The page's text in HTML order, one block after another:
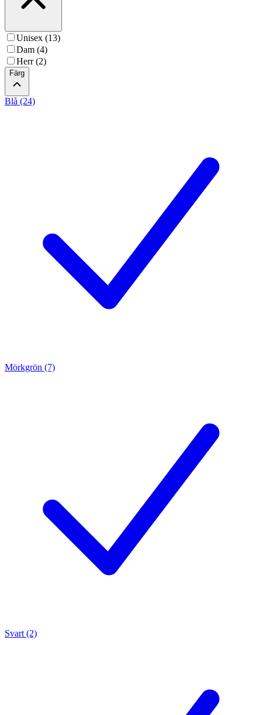
Unisex (13)
Dam (4)
Herr (2)
Färg
Blå (24)
Mörkgrön (7)
Svart (2)